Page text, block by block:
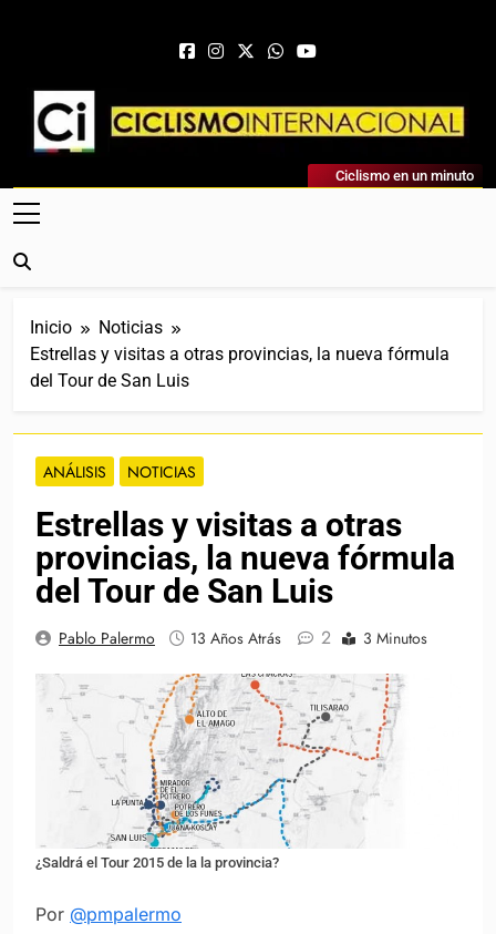
Ciclismo Internacional
Web Dedicada Al Ciclismo Mundial. Entrevistas, Análisis,
Crónicas, Previas Y Más. La Web Ciclista De Referencia.
Ciclismo en un minuto
Inicio
Noticias
Estrellas y visitas a otras provincias, la nueva fórmula
del Tour de San Luis
ANÁLISIS NOTICIAS
Estrellas y visitas a otras
provincias, la nueva fórmula
del Tour de San Luis
Pablo Palermo 13 Años Atrás 2 3 Minutos
¿Saldrá el Tour 2015 de la la provincia?
Por @pmpalermo